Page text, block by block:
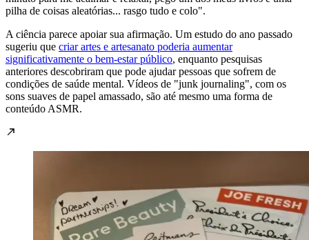
pilha de coisas aleatórias... rasgo tudo e colo".
A ciência parece apoiar sua afirmação. Um estudo do ano passado
sugeriu que criar artes e artesanato poderia aumentar
significativamente o bem-estar público, enquanto pesquisas
anteriores descobriram que pode ajudar pessoas que sofrem de
condições de saúde mental. Vídeos de "junk journaling", com os
sons suaves de papel amassado, são até mesmo uma forma de
conteúdo ASMR.